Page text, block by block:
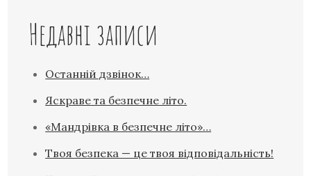
Недавні записи
Останній дзвінок…
Яскраве та безпечне літо.
«Мандрівка в безпечне літо»…
Твоя безпека — це твоя відповідальність!